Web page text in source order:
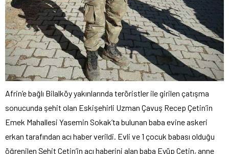
Afrin’e bağlı Bilalköy yakınlarında teröristler ile girilen çatışma
sonucunda şehit olan Eskişehirli Uzman Çavuş Recep Çetin’in
Emek Mahallesi Yasemin Sokak’ta bulunan baba evine askeri
erkan tarafından acı haber verildi. Evli ve 1 çocuk babası olduğu
öğrenilen Şehit Çetin’in acı haberini alan baba Eyüp Çetin, anne